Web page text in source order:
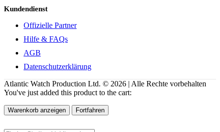
Kundendienst
Offizielle Partner
Hilfe & FAQs
AGB
Datenschutzerklärung
Atlantic Watch Production Ltd. © 2026 | Alle Rechte vorbehalten
You've just added this product to the cart:
Warenkorb anzeigen Fortfahren